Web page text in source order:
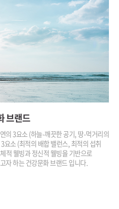
브랜드
의 3요소(하늘-깨끗한 공기, 땅-먹거리의
요소 (최적의 배합 밸런스, 최적의 섭취
적 웰빙과 정신적 웰빙을기반으로
자 하는건강문화 브랜드 입니다.